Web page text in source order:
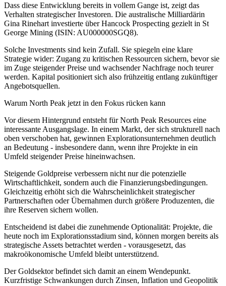
Dass diese Entwicklung bereits in vollem Gange ist, zeigt das
Verhalten strategischer Investoren. Die australische Milliardärin
Gina Rinehart investierte über Hancock Prospecting gezielt in St
George Mining (ISIN: AU000000SGQ8).
Solche Investments sind kein Zufall. Sie spiegeln eine klare
Strategie wider: Zugang zu kritischen Ressourcen sichern, bevor sie
im Zuge steigender Preise und wachsender Nachfrage noch teurer
werden. Kapital positioniert sich also frühzeitig entlang zukünftiger
Angebotsquellen.
Warum North Peak jetzt in den Fokus rücken kann
Vor diesem Hintergrund entsteht für North Peak Resources eine
interessante Ausgangslage. In einem Markt, der sich strukturell nach
oben verschoben hat, gewinnen Explorationsunternehmen deutlich
an Bedeutung - insbesondere dann, wenn ihre Projekte in ein
Umfeld steigender Preise hineinwachsen.
Steigende Goldpreise verbessern nicht nur die potenzielle
Wirtschaftlichkeit, sondern auch die Finanzierungsbedingungen.
Gleichzeitig erhöht sich die Wahrscheinlichkeit strategischer
Partnerschaften oder Übernahmen durch größere Produzenten, die
ihre Reserven sichern wollen.
Entscheidend ist dabei die zunehmende Optionalität: Projekte, die
heute noch im Explorationsstadium sind, können morgen bereits als
strategische Assets betrachtet werden - vorausgesetzt, das
makroökonomische Umfeld bleibt unterstützend.
Der Goldsektor befindet sich damit an einem Wendepunkt.
Kurzfristige Schwankungen durch Zinsen, Inflation und Geopolitik